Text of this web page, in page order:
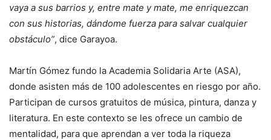
vaya a sus barrios y, entre mate y mate, me enriquezcan
con sus historias, dándome fuerza para salvar cualquier
obstáculo”, dice Garayoa.
Martín Gómez fundo la Academia Solidaria Arte (ASA),
donde asisten más de 100 adolescentes en riesgo por año.
Participan de cursos gratuitos de música, pintura, danza y
literatura. En este contexto se les ofrece un cambio de
mentalidad, para que aprendan a ver toda la riqueza